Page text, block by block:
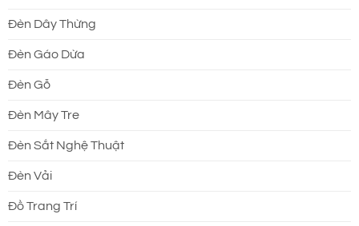
Đèn Dây Thừng
Đèn Gáo Dừa
Đèn Gỗ
Đèn Mây Tre
Đèn Sắt Nghệ Thuật
Đèn Vải
Đồ Trang Trí